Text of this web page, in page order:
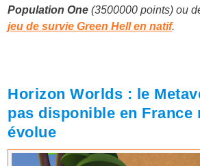
Population One (3500000 points) ou
jeu de survie Green Hell en natif.
Horizon Worlds : le
pas disponible en France
évolue